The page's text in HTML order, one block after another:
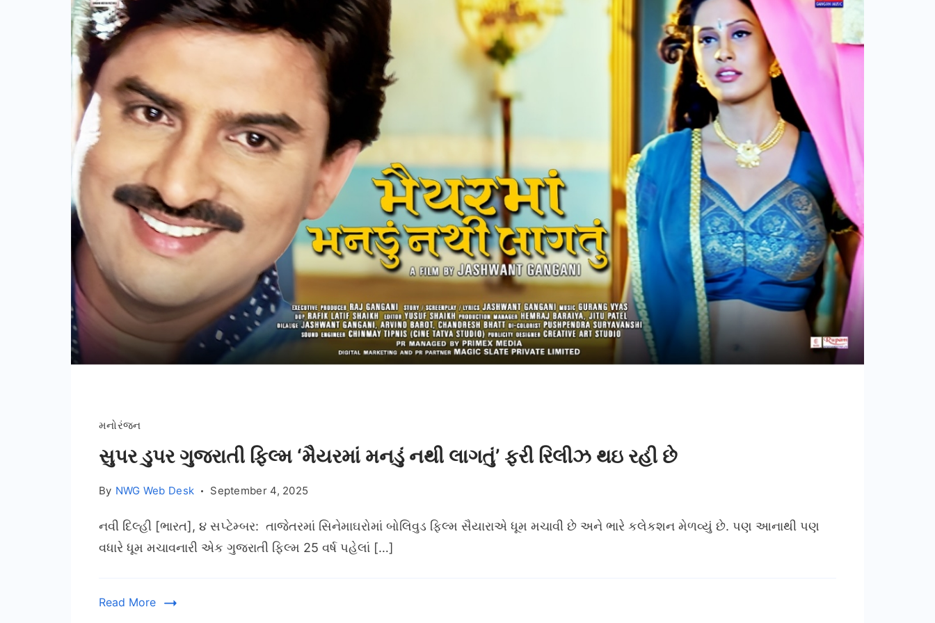
મનોરંજન
સુપર ડુપર ગુજરાતી ફિલ્મ ‘મૈયરમાં મનડું નથી લાગતું’ ફરી રિલીઝ થઇ રહી છે
By NWG Web Desk September 4, 2025
નવી દિલ્હી [ભારત], ૪ સપ્ટેમ્બર: તાજેતરમાં સિનેમાઘરોમાં બોલિવુડ ફિલ્મ સૈયારાએ ધૂમ મચાવી છે અને ભારે કલેકશન મેળવ્યું છે. પણ આનાથી પણ
વધારે ધૂમ મચાવનારી એક ગુજરાતી ફિલ્મ 25 વર્ષ પહેલાં […]
Read More